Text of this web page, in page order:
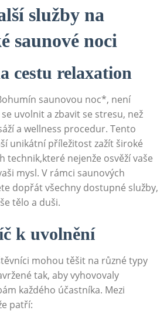
služby na
saunové noci
cestu​ relaxation
saunovou noc*, není⁤
uvolnit​ a ⁣zbavit se stresu, než‌
a wellness procedur. Tento
⁤unikátní příležitost ‌zažít široké
technik,které nejenže ⁢osvěží ⁢vaše⁣
mysl. V rámci⁣ saunových
dopřát⁢ všechny dostupné služby,
tělo a ‌duši.
k ⁤uvolnění
mohou těšit⁣ na různé typy
tak,⁢ aby ⁤vyhovovaly
‍každého účastníka. Mezi
⁣patří: